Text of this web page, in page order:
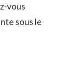
vous
sous le